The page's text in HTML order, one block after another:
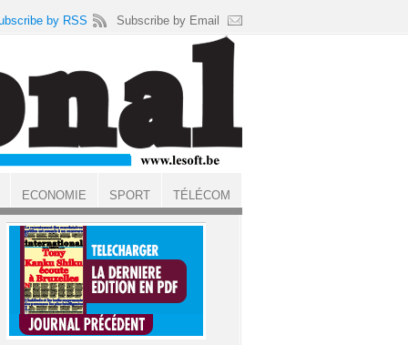
by RSS Subscribe by Email
ECONOMIE SPORT TÉLÉCOM